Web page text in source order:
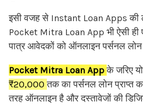
इसी वजह से Instant Loan Apps की
Pocket Mitra Loan App भी ऐसी ही
पात्र आवेदकों को ऑनलाइन पर्सनल लोन
Pocket Mitra Loan App के जरिए
₹20,000तक का पर्सनल लोन प्राप्त
तरह ऑनलाइन है और दस्तावेजों की